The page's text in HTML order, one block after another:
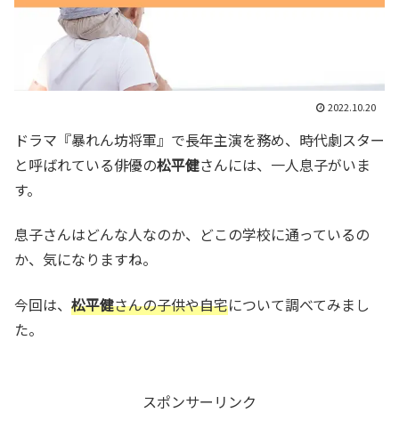
2022.10.20
ドラマ『暴れん坊将軍』で長年主演を務め、時代劇スター
と呼ばれている俳優の松平健さんには、一人息子がいま
す。
息子さんはどんな人なのか、どこの学校に通っているの
か、気になりますね。
今回は、 松平健さんの子供や自宅について調べてみまし
た。
スポンサーリンク